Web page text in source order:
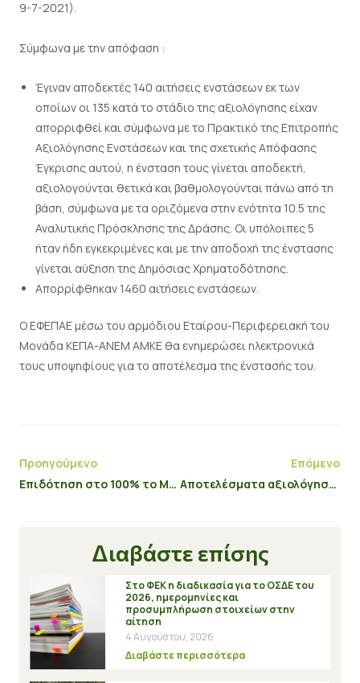
9-7-2021).
Σύμφωνα με την απόφαση :
Έγιναν αποδεκτές 140 αιτήσεις ενστάσεων εκ των
οποίων οι 135 κατά το στάδιο της αξιολόγησης είχαν
απορριφθεί και σύμφωνα με το Πρακτικό της Επιτροπής
Αξιολόγησης Ενστάσεων και της σχετικής Απόφασης
Έγκρισης αυτού, η ένσταση τους γίνεται αποδεκτή,
αξιολογούνται θετικά και βαθμολογούνται πάνω από τη
βάση, σύμφωνα με τα οριζόμενα στην ενότητα 10.5 της
Αναλυτικής Πρόσκλησης της Δράσης. Οι υπόλοιπες 5
ήταν ήδη εγκεκριμένες και με την αποδοχή της ένστασης
γίνεται αύξηση της Δημόσιας Χρηματοδότησης.
Απορρίφθηκαν 1460 αιτήσεις ενστάσεων.
Ο ΕΦΕΠΑΕ μέσω του αρμόδιου Εταίρου-Περιφερειακή του
Μονάδα ΚΕΠΑ-ΑΝΕΜ ΑΜΚΕ θα ενημερώσει ηλεκτρονικά
τους υποψηφίους για το αποτέλεσμα της ένστασής του.
Προηγούμενο
Eπιδότηση στο 100% το Μέτρο 8.1. “Δάσωση Γεωργικών Γαιών”
Επόμενο
Αποτελέσματα αξιολόγησης ενστάσεων στη δράση "Covid-19"
Διαβάστε επίσης
Στο ΦΕΚ η διαδικασία για το ΟΣΔΕ του
2026, ημερομηνίες και
προσυμπλήρωση στοιχείων στην
αίτηση
4 Αυγούστου, 2026
Διαβάστε περισσότερα